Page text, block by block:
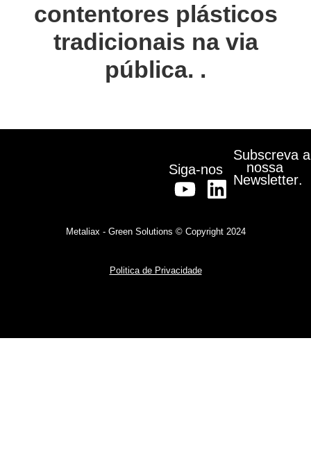
contentores plásticos
tradicionais na via
pública. .
Siga-nos
Subscreva a
nossa
Newsletter.
Metaliax - Green Solutions © Copyright 2024
Politica de Privacidade